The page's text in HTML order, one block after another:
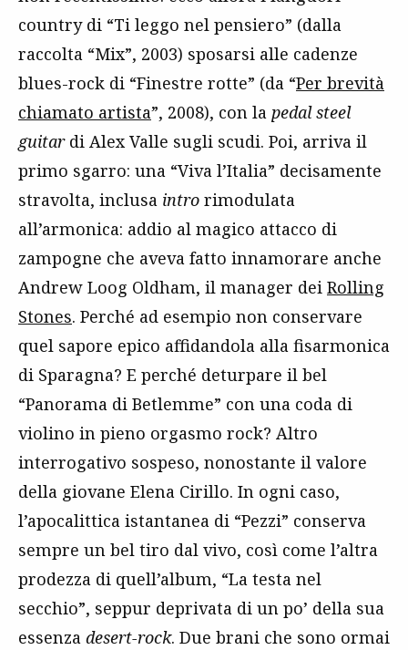
country di “Ti leggo nel pensiero” (dalla
raccolta “Mix”, 2003) sposarsi alle cadenze
blues-rock di “Finestre rotte” (da “Per brevità
chiamato artista”, 2008), con la pedal steel
guitardi Alex Valle sugli scudi. Poi, arriva il
primo sgarro: una “Viva l’Italia” decisamente
stravolta, inclusa intro rimodulata
all’armonica: addio al magico attacco di
zampogne che aveva fatto innamorare anche
Andrew Loog Oldham, il manager dei Rolling
Stones. Perché ad esempio non conservare
quel sapore epico affidandola alla fisarmonica
di Sparagna? E perché deturpare il bel
“Panorama di Betlemme” con una coda di
violino in pieno orgasmo rock? Altro
interrogativo sospeso, nonostante il valore
della giovane Elena Cirillo. In ogni caso,
l’apocalittica istantanea di “Pezzi” conserva
sempre un bel tiro dal vivo, così come l’altra
prodezza di quell’album, “La testa nel
secchio”, seppur deprivata di un po’ della sua
essenza desert-rock. Due brani che sono ormai